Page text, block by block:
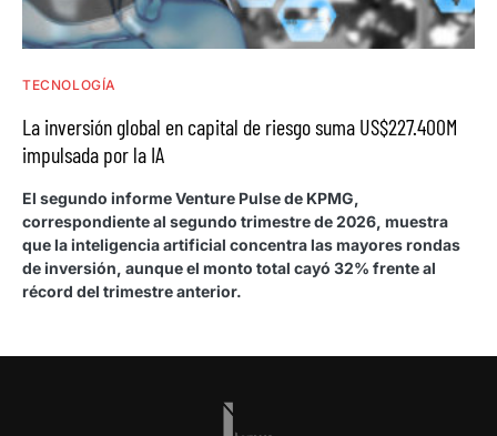
TECNOLOGÍA
La inversión global en capital de riesgo suma US$227.400M
impulsada por la IA
El segundo informe Venture Pulse de KPMG,
correspondiente al segundo trimestre de 2026, muestra
que la inteligencia artificial concentra las mayores rondas
de inversión, aunque el monto total cayó 32% frente al
récord del trimestre anterior.